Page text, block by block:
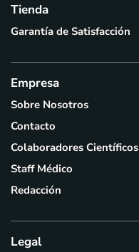
Tienda
Garantía de Satisfacción
Empresa
Sobre Nosotros
Contacto
Colaboradores Científicos
Staff Médico
Redacción
Legal